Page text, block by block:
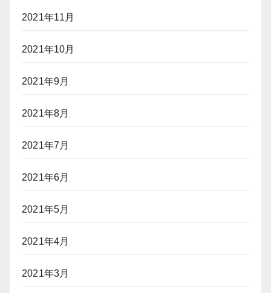
2021年11月
2021年10月
2021年9月
2021年8月
2021年7月
2021年6月
2021年5月
2021年4月
2021年3月